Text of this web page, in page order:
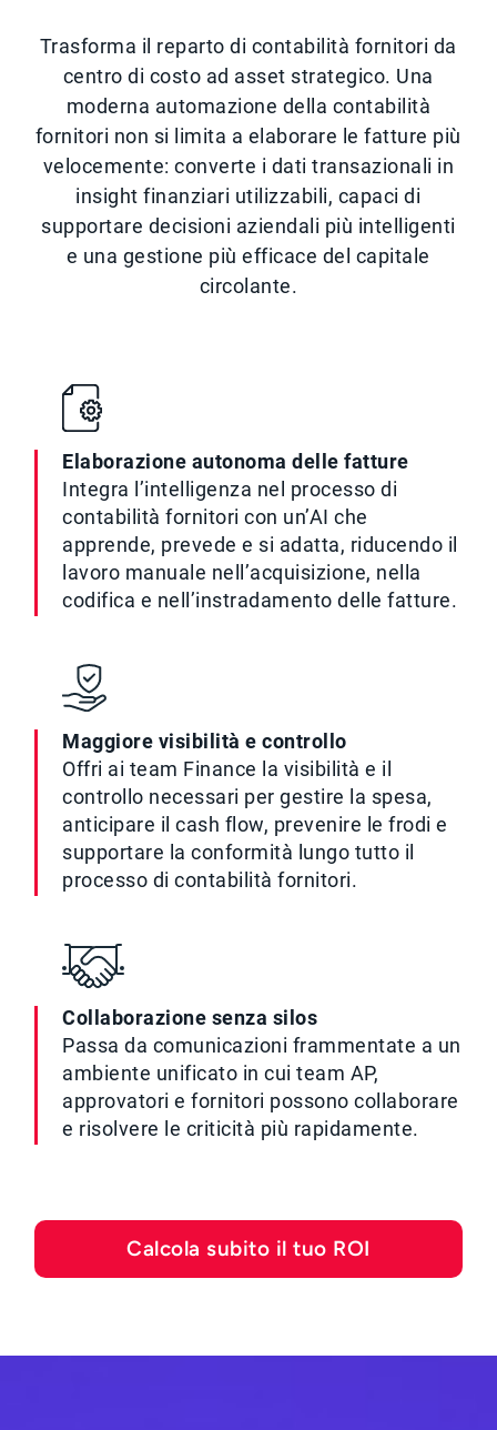
Trasforma il reparto di contabilità fornitori da
centro di costo ad asset strategico. Una
moderna automazione della contabilità
fornitori non si limita a elaborare le fatture più
velocemente: converte i dati transazionali in
insight finanziari utilizzabili, capaci di
supportare decisioni aziendali più intelligenti
e una gestione più efficace del capitale
circolante.
Elaborazione autonoma delle fatture
Integra l’intelligenza nel processo di
contabilità fornitori con un’AI che
apprende, prevede e si adatta, riducendo il
lavoro manuale nell’acquisizione, nella
codifica e nell’instradamento delle fatture.
Maggiore visibilità e controllo
Offri ai team Finance la visibilità e il
controllo necessari per gestire la spesa,
anticipare il cash flow, prevenire le frodi e
supportare la conformità lungo tutto il
processo di contabilità fornitori.
Collaborazione senza silos
Passa da comunicazioni frammentate a un
ambiente unificato in cui team AP,
approvatori e fornitori possono collaborare
e risolvere le criticità più rapidamente.
Calcola subito il tuo ROI